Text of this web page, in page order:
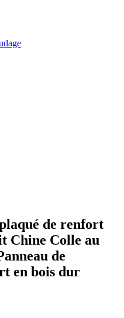
de renfort
Chine Colle au
de
en bois dur